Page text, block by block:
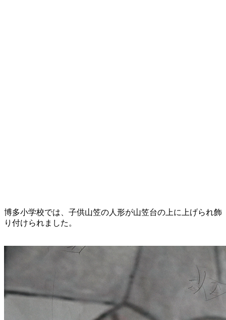
博多小学校では、子供山笠の人形が山笠台の上に上げられ飾
り付けられました。